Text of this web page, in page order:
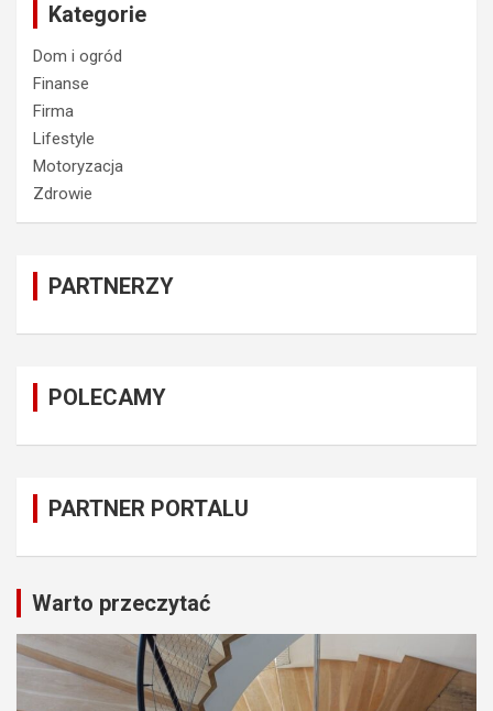
Kategorie
Dom i ogród
Finanse
Firma
Lifestyle
Motoryzacja
Zdrowie
PARTNERZY
POLECAMY
PARTNER PORTALU
Warto przeczytać